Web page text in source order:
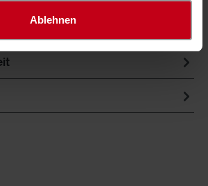
Ablehnen